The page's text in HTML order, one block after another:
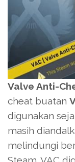
Valve Anti-
cheat buatan
digunakan
masih
melindungi